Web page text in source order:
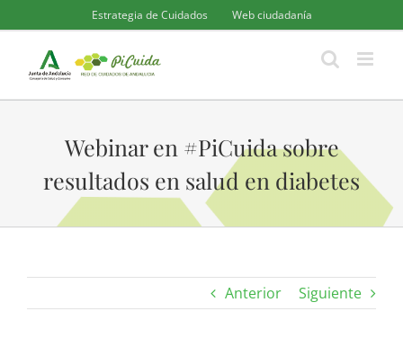
al
contenido
Estrategia de Cuidados Web ciudadanía
Webinar en #PiCuida sobre
resultados en salud en diabetes
Anterior Siguiente